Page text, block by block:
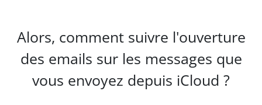
Alors, comment suivre l'ouverture
des emails sur les messages que
vous envoyez depuis iCloud ?